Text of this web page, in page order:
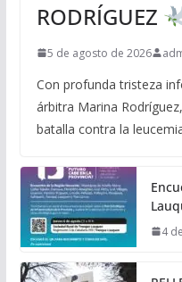
RODRÍGUEZ
5 de agosto de 2026
Con profunda tristeza
árbitra Marina
batalla contra la
4